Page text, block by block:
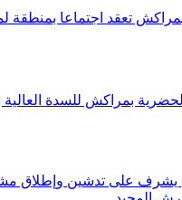
بمراكش تعقد اجتماعا بمنطقة
بمراكش للسدة العالية
على تدشين وإطلاق